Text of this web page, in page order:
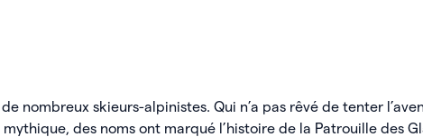
skieurs-alpinistes. Qui n’a pas rêvé de tenter
des noms ont marqué l’histoire de la Patrouille des